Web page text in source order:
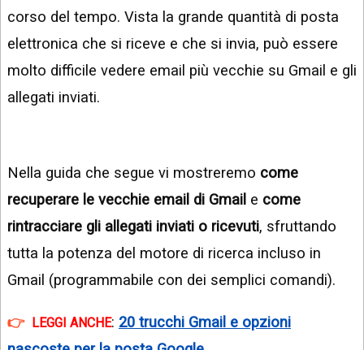
ARGOMENTI:
APPS
APPS
TECNOLOGIA
WEB
GOOGLE
NEWS
LINKEDIN
corso del tempo. Vista la grande quantità di posta
elettronica che si riceve e che si invia, può essere
molto difficile vedere email più vecchie su Gmail e gli
allegati inviati.
Nella guida che segue vi mostreremo come
recuperare le vecchie email di Gmail e come
rintracciare gli allegati inviati o ricevuti, sfruttando
tutta la potenza del motore di ricerca incluso in
Gmail (programmabile con dei semplici comandi).
LEGGI ANCHE: 20 trucchi Gmail e opzioni